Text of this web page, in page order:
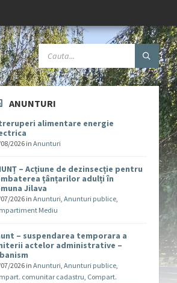
ANUNTURI
alimentare energie
2026inAnunturi
– Acțiune de dezinsecție pentru
țânțarilor adulți în
Jilava
2026 inAnunturi,Anunturi publice,
Mediu
– suspendarea temporara a
actelor administrative –
2026 inAnunturi,Anunturi publice,
comunitar cadastru, Compart.